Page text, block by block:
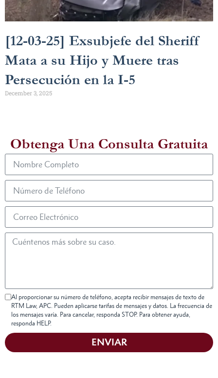
[12-03-25] Exsubjefe del Sheriff
Mata a su Hijo y Muere tras
Persecución en la I-5
December 3, 2025
Obtenga Una Consulta Gratuita
Al proporcionar su número de teléfono, acepta recibir mensajes de texto de
RTM Law, APC. Pueden aplicarse tarifas de mensajes y datos. La frecuencia de
los mensajes varía. Para cancelar, responda STOP. Para obtener ayuda,
responda HELP.
ENVIAR